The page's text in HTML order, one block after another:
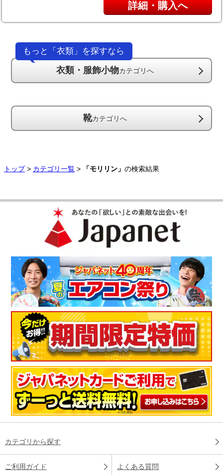
詳細・購入へ
もっと「衣類」を探すなら
衣類・服飾小物カテゴリへ
靴カテゴリへ
トップ> カテゴリ一覧 > 「モリリン」 の検索結果
カテゴリから探す
ご利用ガイド よくある質問